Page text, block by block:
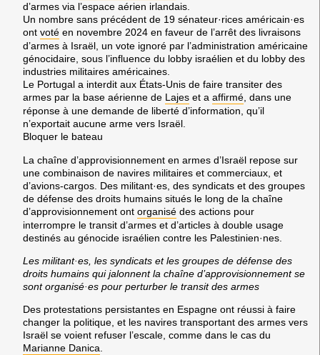
d’armes via l’espace aérien irlandais.
Un nombre sans précédent de 19 sénateur·rices américain·es
ont voté en novembre 2024 en faveur de l’arrêt des livraisons
d’armes à Israël, un vote ignoré par l’administration américaine
génocidaire, sous l’influence du lobby israélien et du lobby des
industries militaires américaines.
Le Portugal a interdit aux États-Unis de faire transiter des
armes par la base aérienne de Lajes et a affirmé , dans une
réponse à une demande de liberté d’information, qu’il
n’exportait aucune arme vers Israël.
Bloquer le bateau
La chaîne d’approvisionnement en armes d’Israël repose sur
une combinaison de navires militaires et commerciaux, et
d’avions-cargos. Des militant·es, des syndicats et des groupes
de défense des droits humains situés le long de la chaîne
d’approvisionnement ont organisé des actions pour
interrompre le transit d’armes et d’articles à double usage
destinés au génocide israélien contre les Palestinien·nes.
Les militant·es, les syndicats et les groupes de défense des
droits humains qui jalonnent la chaîne d’approvisionnement se
sont organisé·es pour perturber le transit des armes
Des protestations persistantes en Espagne ont réussi à faire
changer la politique, et les navires transportant des armes vers
Israël se voient refuser l’escale, comme dans le cas du
Marianne Danica.